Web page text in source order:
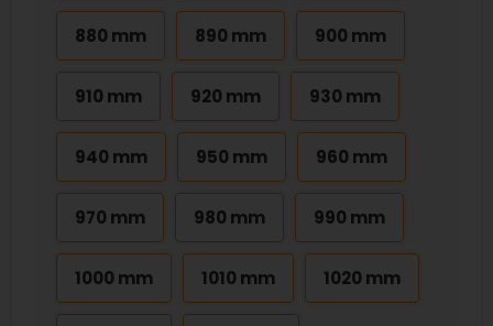
880 mm 890 mm 900 mm
910 mm 920 mm 930 mm
940 mm 950 mm 960 mm
970 mm 980 mm 990 mm
1000 mm 1010 mm 1020 mm